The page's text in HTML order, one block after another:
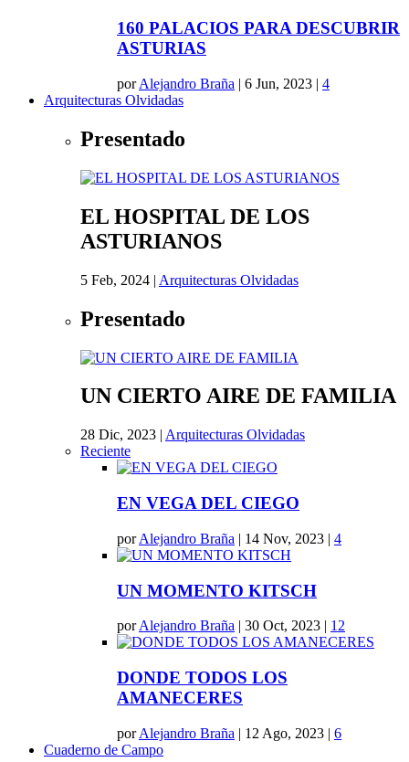
160 PALACIOS PARA DESCUBRIR
ASTURIAS
porAlejandro Braña | 6 Jun, 2023 | 4
Arquitecturas Olvidadas
Presentado
EL HOSPITAL DE LOS
ASTURIANOS
5 Feb, 2024 | Arquitecturas Olvidadas
Presentado
UN CIERTO AIRE DE FAMILIA
28 Dic, 2023 | Arquitecturas Olvidadas
Reciente
EN VEGA DEL CIEGO
porAlejandro Braña | 14 Nov, 2023 | 4
UN MOMENTO KITSCH
porAlejandro Braña | 30 Oct, 2023 | 12
DONDE TODOS LOS
AMANECERES
porAlejandro Braña | 12 Ago, 2023 | 6
Cuaderno de Campo